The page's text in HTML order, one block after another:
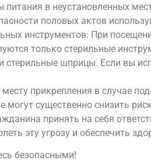
питания в неустановленных
половых актов
инструментов: При
только стерильные
стерильные шприцы. Если вы
прикрепления в случае
могут существенно снизить
принять на себя
эту угрозу и обеспечить
безопасными!